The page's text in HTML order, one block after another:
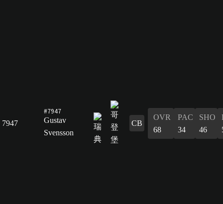
7947
#7947
Gustav
Svensson
CB
OVR
68
PAC
34
SHO
46